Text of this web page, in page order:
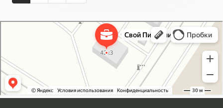
Свой Питомник
Питомник растений в Москве
Садовый центр в Москве